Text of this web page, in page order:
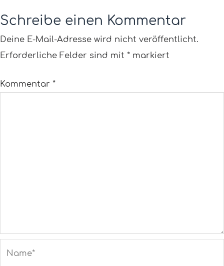
Schreibe einen Kommentar
Deine E-Mail-Adresse wird nicht veröffentlicht.
Erforderliche Felder sind mit * markiert
Kommentar *